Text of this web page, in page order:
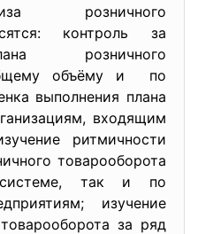
розничного
контроль за
розничного
объёму и по
выполнения плана
входящим
ритмичности
товарооборота
так и по
изучение
за ряд